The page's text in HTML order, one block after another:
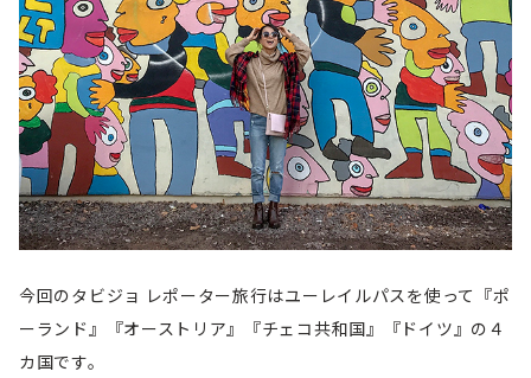
今回のタビジョ レポーター旅行はユーレイルパスを使って『ポ
ーランド』『オーストリア』『チェコ共和国』『ドイツ』の４
カ国です。